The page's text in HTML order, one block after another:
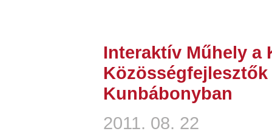
Interaktív Műhely a
Kunbábonyban
2011. 08. 22